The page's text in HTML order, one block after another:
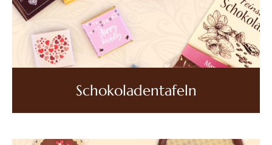
Schokoladentafeln